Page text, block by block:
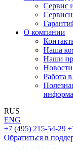
Сервис
О компании
Наша
Наши
Новости
Работа
RUS
ENG
+7 (495) 215-54-29
Обратиться в